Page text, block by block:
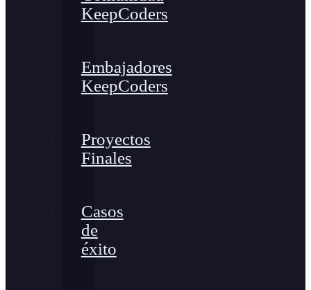
KeepCoders
Embajadores
KeepCoders
Proyectos
Finales
Casos
de
éxito